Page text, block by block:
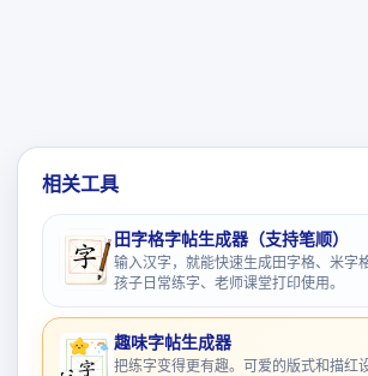
相关工具
田字格字帖生成器（支持笔顺）
输入汉字，就能快速生成田字格、米字
孩子日常练字、老师课堂打印使用。
趣味字帖生成器
把练字变得更有趣。可爱的版式和描红